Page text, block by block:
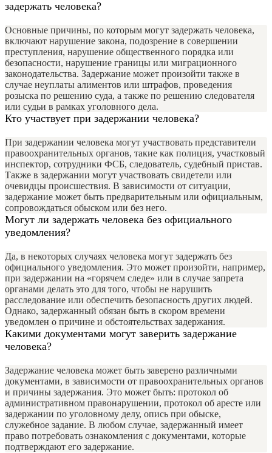
задержать человека?
Основные причины, по которым могут задержать человека,
включают нарушение закона, подозрение в совершении
преступления, нарушение общественного порядка или
безопасности, нарушение границы или миграционного
законодательства. Задержание может произойти также в
случае неуплаты алиментов или штрафов, проведения
розыска по решению суда, а также по решению следователя
или судьи в рамках уголовного дела.
Кто участвует при задержании человека?
При задержании человека могут участвовать представители
правоохранительных органов, такие как полиция, участковый
инспектор, сотрудники ФСБ, следователь, судебный пристав.
Также в задержании могут участвовать свидетели или
очевидцы происшествия. В зависимости от ситуации,
задержание может быть предварительным или официальным,
сопровождаться обыском или без него.
Могут ли задержать человека без официального
уведомления?
Да, в некоторых случаях человека могут задержать без
официального уведомления. Это может произойти, например,
при задержании на «горячем следе» или в случае запрета
органами делать это для того, чтобы не нарушить
расследование или обеспечить безопасность других людей.
Однако, задержанный обязан быть в скором времени
уведомлен о причине и обстоятельствах задержания.
Какими документами могут заверить задержание
человека?
Задержание человека может быть заверено различными
документами, в зависимости от правоохранительных органов
и причины задержания. Это может быть: протокол об
административном правонарушении, протокол об аресте или
задержании по уголовному делу, опись при обыске,
служебное задание. В любом случае, задержанный имеет
право потребовать ознакомления с документами, которые
подтверждают его задержание.